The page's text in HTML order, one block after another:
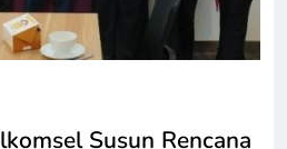
Susun Rencana